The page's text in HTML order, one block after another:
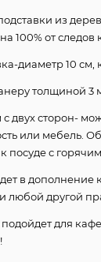
из
100% от следов
диаметр 10 см,
толщиной 3
двух сторон-
или мебель.
посуде с
в дополнение
любой другой
для